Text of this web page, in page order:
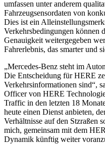
umfassen unter anderem
Fahrzeugsensordaten von
Dies ist ein
Verkehrsbedingungen können
Genauigkeit weitergegeben
Fahrerlebnis, das smarter und
„Mercedes-Benz steht im
Die Entscheidung für HERE
Verkehrsinformationen sind“,
Officer von HERE
Traffic in den letzten 18
heute einen Dienst anbieten,
Verhältnisse auf den Stzraßen
mich, gemeinsam mit dem
Dynamik künftig weiter